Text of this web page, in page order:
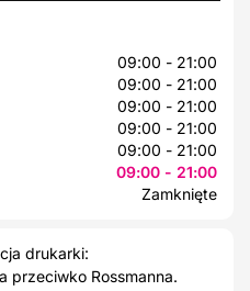
09:00 - 21:00
09:00 - 21:00
09:00 - 21:00
09:00 - 21:00
09:00 - 21:00
09:00 - 21:00
Zamknięte
drukarki:
przeciwko Rossmanna.